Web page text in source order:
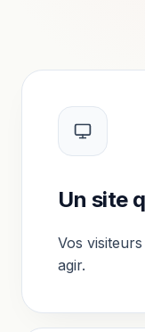
Un site
Vos
agir.